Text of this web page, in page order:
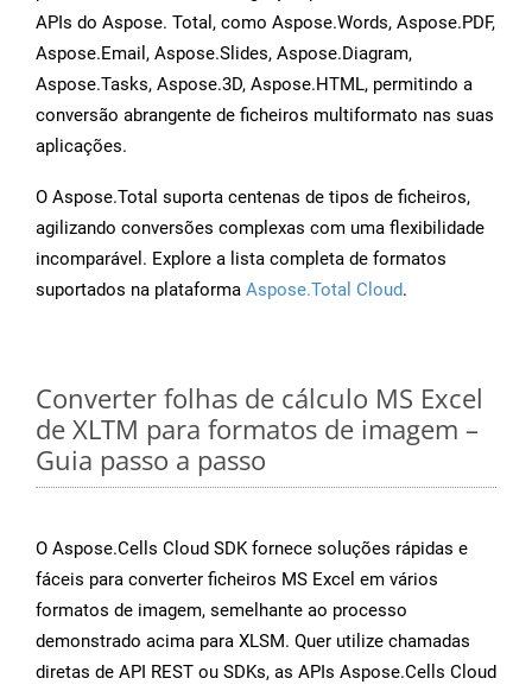
APIs do Aspose. Total, como Aspose.Words, Aspose.PDF,
Aspose.Email, Aspose.Slides, Aspose.Diagram,
Aspose.Tasks, Aspose.3D, Aspose.HTML, permitindo a
conversão abrangente de ficheiros multiformato nas suas
aplicações.
O Aspose.Total suporta centenas de tipos de ficheiros,
agilizando conversões complexas com uma flexibilidade
incomparável. Explore a lista completa de formatos
suportados na plataforma Aspose.Total Cloud.
Converter folhas de cálculo MS Excel
de XLTM para formatos de imagem –
Guia passo a passo
O Aspose.Cells Cloud SDK fornece soluções rápidas e
fáceis para converter ficheiros MS Excel em vários
formatos de imagem, semelhante ao processo
demonstrado acima para XLSM. Quer utilize chamadas
diretas de API REST ou SDKs, as APIs Aspose.Cells Cloud